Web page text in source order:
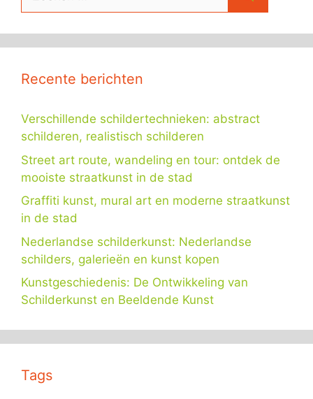
Recente berichten
Verschillende schildertechnieken: abstract
schilderen, realistisch schilderen
Street art route, wandeling en tour: ontdek de
mooiste straatkunst in de stad
Graffiti kunst, mural art en moderne straatkunst
in de stad
Nederlandse schilderkunst: Nederlandse
schilders, galerieën en kunst kopen
Kunstgeschiedenis: De Ontwikkeling van
Schilderkunst en Beeldende Kunst
Tags